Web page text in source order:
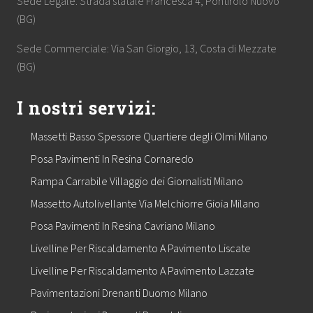
(BG)
Sede Commerciale: Via San Giorgio, 13, Costa di Mezzate
(BG)
I nostri servizi:
Massetti Basso Spessore Quartiere degli Olmi Milano
Posa Pavimenti In Resina Cornaredo
Rampa Carrabile Villaggio dei Giornalisti Milano
Massetto Autolivellante Via Melchiorre Gioia Milano
Posa Pavimenti In Resina Cavriano Milano
Livelline Per Riscaldamento A Pavimento Liscate
Livelline Per Riscaldamento A Pavimento Lazzate
Pavimentazioni Drenanti Duomo Milano